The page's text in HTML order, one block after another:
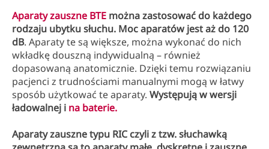
Aparaty zauszne BTE można zastosować do każdego
rodzaju ubytku słuchu. Moc aparatów jest aż do 120
dB. Aparaty te są większe, można wykonać do nich
wkładkę douszną indywidualną – również
dopasowaną anatomicznie. Dzięki temu rozwiązaniu
pacjenci z trudnościami manualnymi mogą w łatwy
sposób użytkować te aparaty. Występują w wersji
ładowalnej i na baterie.
Aparaty zauszne typu RIC czyli z tzw. słuchawką